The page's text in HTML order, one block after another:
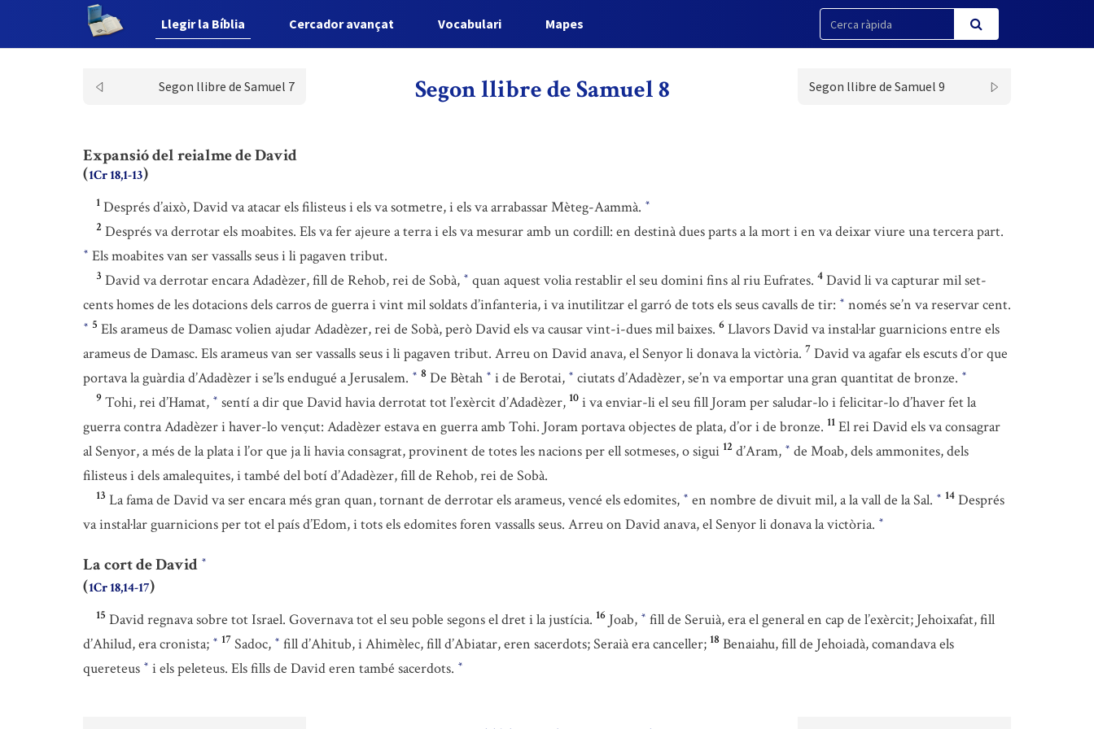
Llegir la Bíblia Cercador avançat Vocabulari Mapes
Segon llibre de Samuel 7 Segon llibre de Samuel 8 Segon llibre de Samuel 9
Expansió del reialme de David
(1Cr 18,1-13)
1 Després d’això, David va atacar els filisteus i els va sotmetre, i els va arrabassar Mèteg-Aammà. *
2 Després va derrotar els moabites. Els va fer ajeure a terra i els va mesurar amb un cordill: en destinà dues parts a la mort i en va deixar viure una tercera part.
* Els moabites van ser vassalls seus i li pagaven tribut.
3 David va derrotar encara Adadèzer, fill de Rehob, rei de Sobà, * quan aquest volia restablir el seu domini fins al riu Eufrates. 4 David li va capturar mil set-
cents homes de les dotacions dels carros de guerra i vint mil soldats d’infanteria, i va inutilitzar el garró de tots els seus cavalls de tir: * només se’n va reservar cent.
* 5 Els arameus de Damasc volien ajudar Adadèzer, rei de Sobà, però David els va causar vint-i-dues mil baixes. 6 Llavors David va instal·lar guarnicions entre els
arameus de Damasc. Els arameus van ser vassalls seus i li pagaven tribut. Arreu on David anava, el Senyor li donava la victòria. 7 David va agafar els escuts d’or que
portava la guàrdia d’Adadèzer i se’ls endugué a Jerusalem. * 8 De Bètah * i de Berotai, * ciutats d’Adadèzer, se’n va emportar una gran quantitat de bronze. *
9 Tohi, rei d’Hamat, * sentí a dir que David havia derrotat tot l’exèrcit d’Adadèzer, 10 i va enviar-li el seu fill Joram per saludar-lo i felicitar-lo d’haver fet la
guerra contra Adadèzer i haver-lo vençut: Adadèzer estava en guerra amb Tohi. Joram portava objectes de plata, d’or i de bronze. 11 El rei David els va consagrar
al Senyor, a més de la plata i l’or que ja li havia consagrat, provinent de totes les nacions per ell sotmeses, o sigui 12 d’Aram, * de Moab, dels ammonites, dels
filisteus i dels amalequites, i també del botí d’Adadèzer, fill de Rehob, rei de Sobà.
13 La fama de David va ser encara més gran quan, tornant de derrotar els arameus, vencé els edomites, * en nombre de divuit mil, a la vall de la Sal. * 14 Després
va instal·lar guarnicions per tot el país d’Edom, i tots els edomites foren vassalls seus. Arreu on David anava, el Senyor li donava la victòria. *
La cort de David *
(1Cr 18,14-17)
15 David regnava sobre tot Israel. Governava tot el seu poble segons el dret i la justícia. 16 Joab, * fill de Seruià, era el general en cap de l’exèrcit; Jehoixafat, fill
d’Ahilud, era cronista; * 17 Sadoc, * fill d’Ahitub, i Ahimèlec, fill d’Abiatar, eren sacerdots; Seraià era canceller; 18 Benaiahu, fill de Jehoiadà, comandava els
quereteus * i els peleteus. Els fills de David eren també sacerdots. *